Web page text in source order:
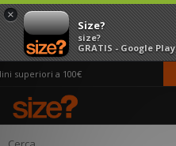
×
Size?
size?
GRATIS - Google Play
superiori a 100€
Home Uomo